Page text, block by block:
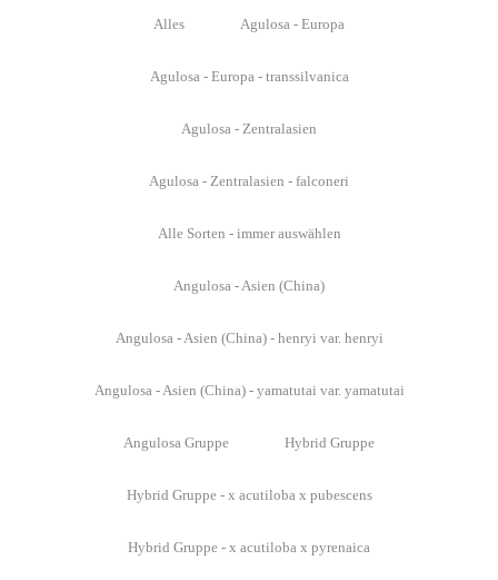
Alles Agulosa - Europa
Agulosa - Europa - transsilvanica
Agulosa - Zentralasien
Agulosa - Zentralasien - falconeri
Alle Sorten - immer auswählen
Angulosa - Asien (China)
Angulosa - Asien (China) - henryi var. henryi
Angulosa - Asien (China) - yamatutai var. yamatutai
Angulosa Gruppe Hybrid Gruppe
Hybrid Gruppe - x acutiloba x pubescens
Hybrid Gruppe - x acutiloba x pyrenaica